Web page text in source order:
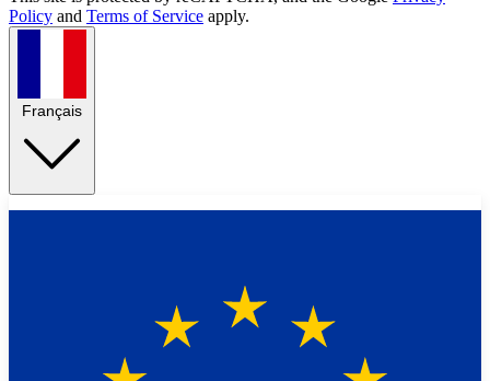
Policy and Terms of Service apply.
Français